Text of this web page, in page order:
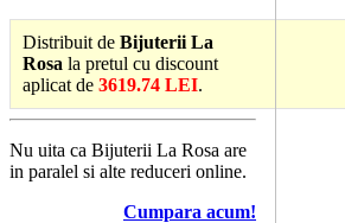
Distribuit de Bijuterii La
Rosa la pretul cu discount
aplicat de 3619.74 LEI.
Nu uita ca Bijuterii La Rosa are
in paralel si alte reduceri online.
Cumpara acum!